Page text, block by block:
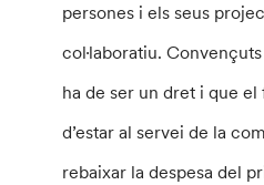
persones i els seus
col·laboratiu.
ha de ser un dret i que
d’estar al servei de la
rebaixar la despesa del